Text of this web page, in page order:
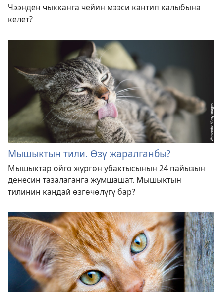
Чээнден чыкканга чейин мээси кантип калыбына
келет?
Мышыктын тили. Өзү жаралганбы?
Мышыктар ойго жүргөн убактысынын 24 пайызын
денесин тазалаганга жумшашат. Мышыктын
тилинин кандай өзгөчөлүгү бар?